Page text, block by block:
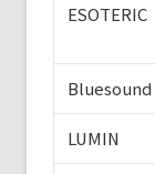
ESOTERIC
Bluesound
LUMIN